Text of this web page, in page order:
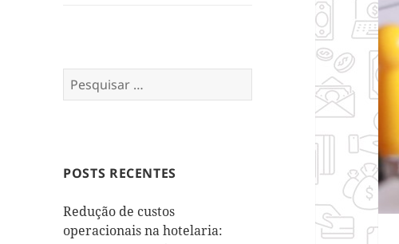
Pesquisar
por:
POSTS RECENTES
Redução de custos
operacionais na hotelaria: